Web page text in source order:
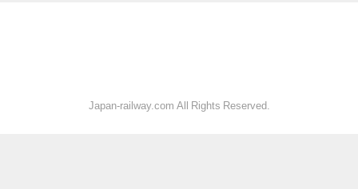
Japan-railway.com All Rights Reserved.